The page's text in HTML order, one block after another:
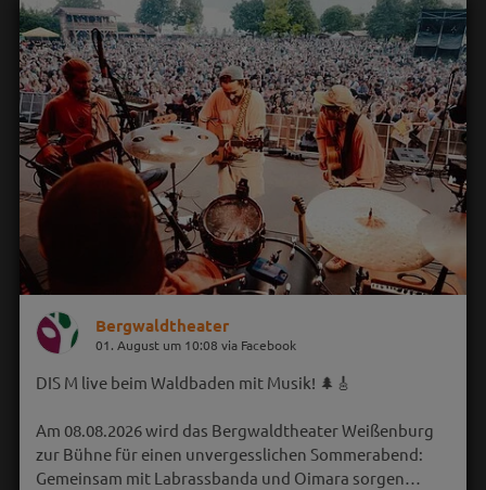
Bergwaldtheater
01. August um 10:08 via Facebook
DIS M live beim Waldbaden mit Musik! 🌲🎸
Am 08.08.2026 wird das Bergwaldtheater Weißenburg
zur Bühne für einen unvergesslichen Sommerabend:
Gemeinsam mit Labrassbanda und Oimara sorgen…